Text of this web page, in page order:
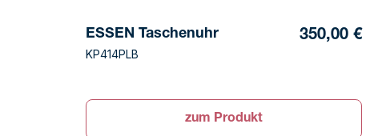
ESSEN Taschenuhr
KP414PLB
350,00 €
zum Produkt